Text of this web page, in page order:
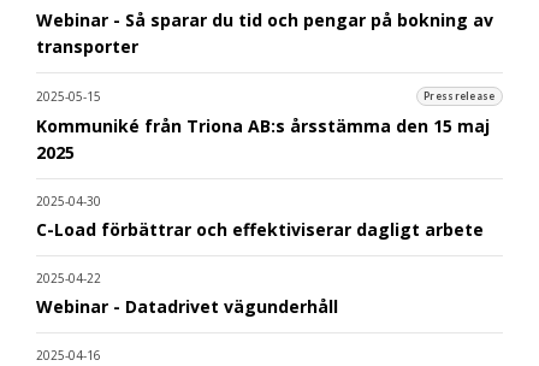
Webinar - Så sparar du tid och pengar på bokning av
transporter
2025-05-15 Pressrelease
Kommuniké från Triona AB:s årsstämma den 15 maj
2025
2025-04-30
C-Load förbättrar och effektiviserar dagligt arbete
2025-04-22
Webinar - Datadrivet vägunderhåll
2025-04-16